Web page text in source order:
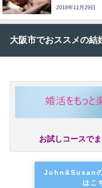
2018年11月29日
大阪市でおススメの
お試しコースで
John&Susanの
はこ